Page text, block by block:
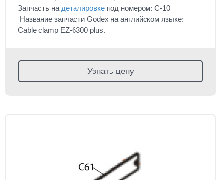
Запчасть на деталировке под номером: C-10
Название запчасти Godex на английском языке:
Cable clamp EZ-6300 plus.
Узнать цену